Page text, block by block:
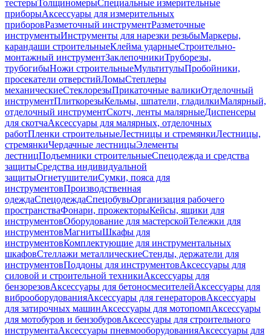
тестерыТолщиномерыСпециальные измерительные
приборыАксессуары для измерительных
приборовРазметочный инструментРазметочные
инструментыИнструменты для нарезки резьбыМаркеры,
карандаши строительныеКлейма ударныеСтроительно-
монтажный инструментЗаклепочникиТруборезы,
трубогибыНожи строительныеМультитулыПробойники,
просекатели отверстийЛомыСтеплеры
механическиеСтеклорезыПрикаточные валикиОтделочный
инструментПлиткорезыКельмы, шпатели, гладилкиМалярный,
отделочный инструментСкотч, ленты малярныеДиспенсеры
для скотчаАксессуары для малярных, отделочных
работПленки строительныеЛестницы и стремянкиЛестницы,
стремянкиЧердачные лестницыЭлементы
лестницПодъемники строительныеСпецодежда и средства
защитыСредства индивидуальной
защитыОгнетушителиСумки, пояса для
инструментовПроизводственная
одеждаСпецодеждаСпецобувьОрганизация рабочего
пространстваФонари, прожекторыКейсы, ящики для
инструментовОборудование для мастерскойТележки для
инструментовМагнитыШкафы для
инструментовКомплектующие для инструментальных
шкафовСтеллажи металлическиеСтенды, держатели для
инструментовПоддоны для инструментовАксессуары для
силовой и строительной техникиАксессуары для
бензорезовАксессуары для бетоносмесителейАксессуары для
виброоборудованияАксессуары для генераторовАксессуары
для затирочных машинАксессуары для мотопомпАксессуары
для мотобуров и бензобуровАксессуары для строительного
инструментаАксессуары пневмооборудованияАксессуары для